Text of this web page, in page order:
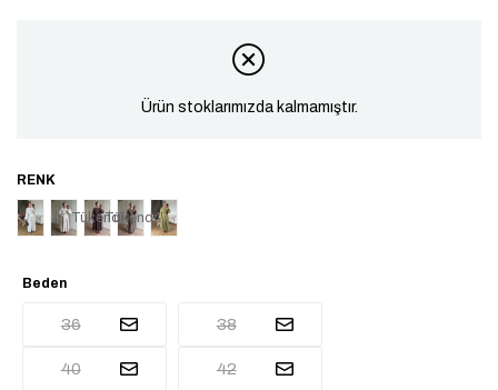
Ürün stoklarımızda kalmamıştır.
TükendiTükendi
Beden
36 38
40 42